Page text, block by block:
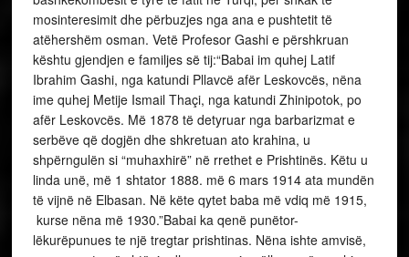
mosinteresimit dhe përbuzjes nga ana e pushtetit të
atëhershëm osman. Vetë Profesor Gashi e përshkruan
kështu gjendjen e familjes së tij:“Babai im quhej Latif
Ibrahim Gashi, nga katundi Pllavcë afër Leskovcës, nëna
ime quhej Metije Ismail Thaçi, nga katundi Zhinipotok, po
afër Leskovcës. Më 1878 të detyruar nga barbarizmat e
serbëve që dogjën dhe shkretuan ato krahina, u
shpërngulën si “muhaxhirë” në rrethet e Prishtinës. Këtu u
linda unë, më 1 shtator 1888. më 6 mars 1914 ata mundën
të vijnë në Elbasan. Në këte qytet baba më vdiq më 1915,
kurse nëna më 1930.”Babai ka qenë punëtor-
lëkurëpunues te një tregtar prishtinas. Nëna ishte amvisë,